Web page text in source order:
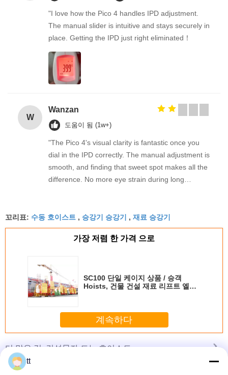
"I love how the Pico 4 handles IPD adjustment.
The manual slider is intuitive and stays securely in
place. Getting the IPD just right eliminated！
W
Wanzan
도움이 됨 (1w+)
"The Pico 4's visual clarity is fantastic once you
dial in the IPD correctly. The manual adjustment is
smooth, and finding that sweet spot makes all the
difference. No more eye strain during long
fantastic once you dial in the IPD correctly. The
manual adjustment is smooth, and finding that
sweet spot makes all the difference. No more eye
taking the time to set it up properly!""The Pico 4's
visual clarity is fantastic once you dial in the IPD
correctly. The manual adjustment is smooth, and
No more eye strain during long sessions. Highly
recommend taking the time to set it up
꼬리표: 수동 호이스트 , 승강기 승강기 , 재료 승강기
가장 저렴 한 가격 으로
SC100 단일 케이지 상품 / 승객
Hoists, 건물 건설 재료 리프트 엘리
계속하다
더 많은 것건설물자 드는 호이스트
tt